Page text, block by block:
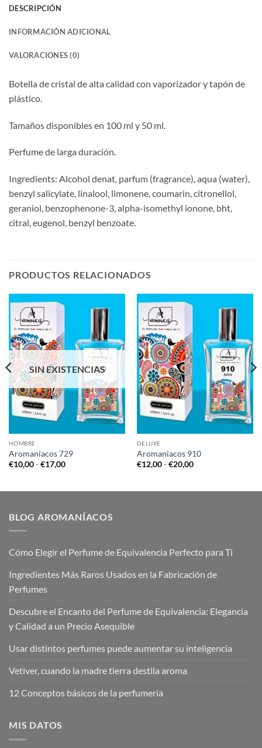
DESCRIPCIÓN
INFORMACIÓN ADICIONAL
VALORACIONES (0)
Botella de cristal de alta calidad con vaporizador y tapón de
plástico.
Tamaños disponibles en 100 ml y 50 ml.
Perfume de larga duración.
Ingredients: Alcohol denat, parfum (fragrance), aqua (water),
benzyl salicylate, linalool, limonene, coumarin, citronellol,
geraniol, benzophenone-3, alpha-isomethyl ionone, bht,
citral, eugenol, benzyl benzoate.
PRODUCTOS RELACIONADOS
SIN EXISTENCIAS
HOMBRE
Aromaniacos 729
€10,00 - €17,00Rango
€10,00
DELUXE
Aromaniacos 910
€12,00 - €20,00Rango
€12,00
BLOG AROMANÍACOS
Cómo Elegir el Perfume de Equivalencia Perfecto para Ti
Ingredientes Más Raros Usados en la Fabricación de
Perfumes
Descubre el Encanto del Perfume de Equivalencia: Elegancia
y Calidad a un Precio Asequible
Usar distintos perfumes puede aumentar su inteligencia
Vetiver, cuando la madre tierra destila aroma
12 Conceptos básicos de la perfumería
MIS DATOS